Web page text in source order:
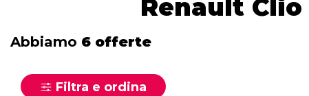
Renault
Abbiamo 6 offerte
Filtra e ordina